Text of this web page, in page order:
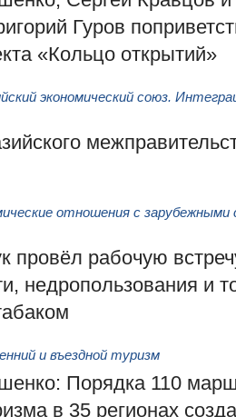
Гуров
«Кольцо открытий»
экономический союз.
отношения с
провёл рабочую
недропользования и
и въездной туризм
Порядка 110
в 35 регионах